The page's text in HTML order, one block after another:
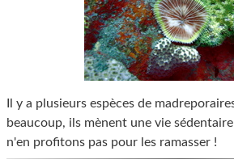
Il y a plusieurs espèces de
beaucoup, ils mènent une vie
n'en profitons pas pour les ramasser !